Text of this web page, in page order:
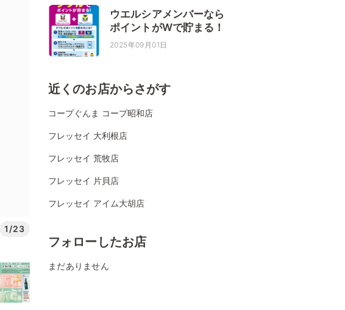
1/23
ウエルシアメンバーなら
ポイントがWで貯まる！
2025年09月01日
近くのお店からさがす
コープぐんま コープ昭和店
フレッセイ 大利根店
フレッセイ 荒牧店
フレッセイ 片貝店
フレッセイ アイム大胡店
フォローしたお店
まだありません